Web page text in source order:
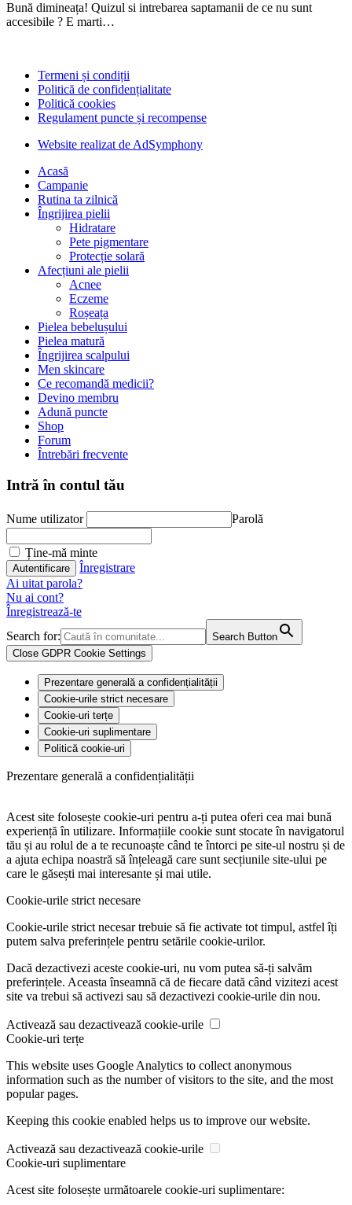
Bună dimineața! Quizul si intrebarea saptamanii de ce nu sunt
accesibile ? E marti…
Termeni și condiții
Politică de confidențialitate
Politică cookies
Regulament puncte și recompense
Website realizat de AdSymphony
Acasă
Campanie
Rutina ta zilnică
Îngrijirea pielii
Hidratare
Pete pigmentare
Protecție solară
Afecțiuni ale pielii
Acnee
Eczeme
Roșeața
Pielea bebelușului
Pielea matură
Îngrijirea scalpului
Men skincare
Ce recomandă medicii?
Devino membru
Adună puncte
Shop
Forum
Întrebări frecvente
Intră în contul tău
Nume utilizator Parolă
Ține-mă minte
Înregistrare
Ai uitat parola?
Nu ai cont?
Înregistrează-te
Search for:
Search Button
Close GDPR Cookie Settings
Prezentare generală a confidențialității
Cookie-urile strict necesare
Cookie-uri terțe
Cookie-uri suplimentare
Politică cookie-uri
Prezentare generală a confidențialității
Acest site folosește cookie-uri pentru a-ți putea oferi cea mai bună
experiență în utilizare. Informațiile cookie sunt stocate în navigatorul
tău și au rolul de a te recunoaște când te întorci pe site-ul nostru și de
a ajuta echipa noastră să înțeleagă care sunt secțiunile site-ului pe
care le găsești mai interesante și mai utile.
Cookie-urile strict necesare
Cookie-urile strict necesar trebuie să fie activate tot timpul, astfel îți
putem salva preferințele pentru setările cookie-urilor.
Dacă dezactivezi aceste cookie-uri, nu vom putea să-ți salvăm
preferințele. Aceasta înseamnă că de fiecare dată când vizitezi acest
site va trebui să activezi sau să dezactivezi cookie-urile din nou.
Activează sau dezactivează cookie-urile
Cookie-uri terțe
This website uses Google Analytics to collect anonymous
information such as the number of visitors to the site, and the most
popular pages.
Keeping this cookie enabled helps us to improve our website.
Activează sau dezactivează cookie-urile
Cookie-uri suplimentare
Acest site folosește următoarele cookie-uri suplimentare: